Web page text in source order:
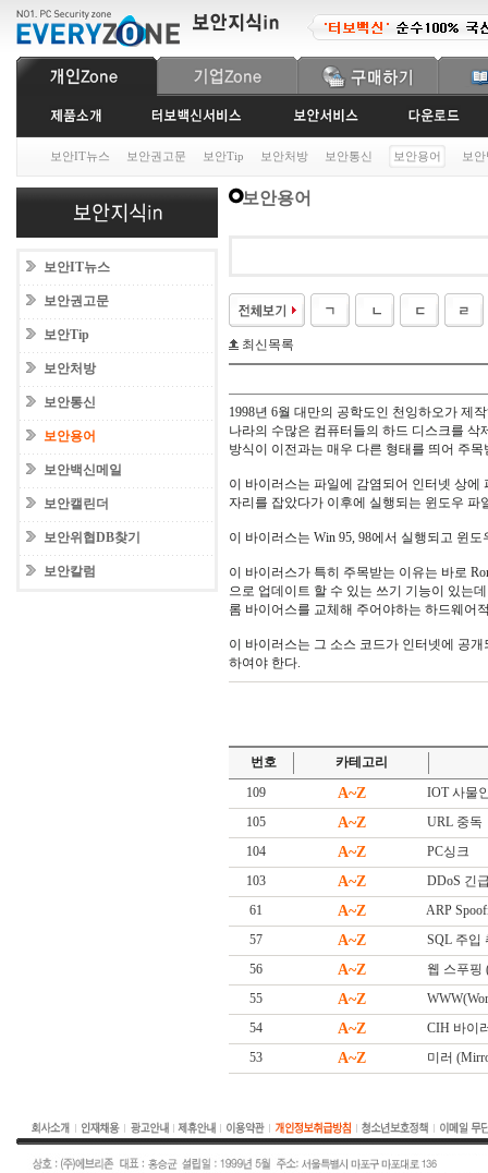
보안IT뉴스 보안권고문 보안Tip 보안처방 보안통신 보안용어 보
보안IT뉴스
보안권고문
보안Tip
보안처방
보안통신
보안용어
보안백신메일
보안캘린더
보안위협DB찾기
보안칼럼
보안용어
최신목록
1998년 6월 대만의 공학도인 천잉하오가 제
나라의 수많은 컴퓨터들의 하드 디스크를
방식이 이전과는 매우 다른 형태를 띄어 주목
이 바이러스는 파일에 감염되어 인터넷 상
자리를 잡았다가 이후에 실행되는 윈도우 파
이 바이러스는 Win 95, 98에서 실행되고 윈
이 바이러스가 특히 주목받는 이유는 바로
으로 업데이트 할 수 있는 쓰기 기능이 있는
롬 바이어스를 교체해 주어야하는 하드웨어
이 바이러스는 그 소스 코드가 인터넷에 공
하여야 한다.
번호
카테고리
109
A~Z
IOT 사물
105
A~Z
URL 중독
104
A~Z
PC싱크
103
A~Z
DDoS 긴
61
A~Z
ARP
57
A~Z
SQL 주입
56
A~Z
웹 스푸핑
55
A~Z
54
A~Z
CIH 바이
53
A~Z 미러